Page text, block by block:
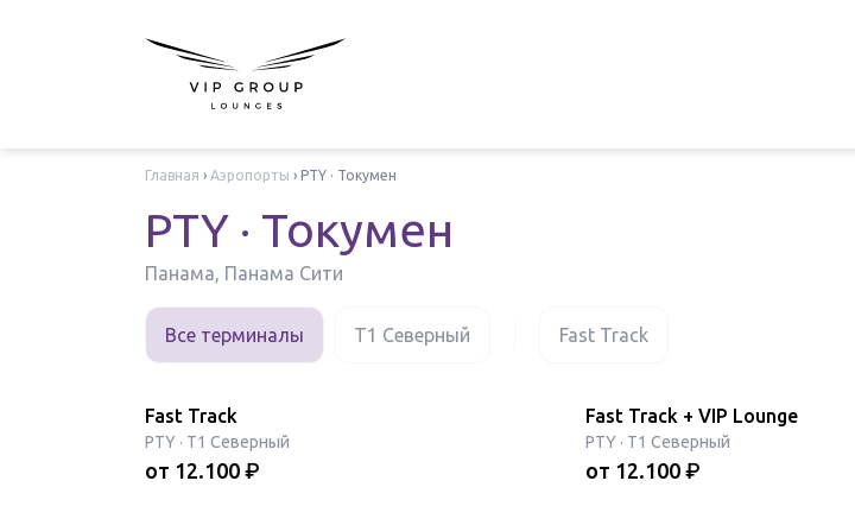
Главная › Аэропорты › PTY · Токумен
PTY · Токумен
Панама, Панама Сити
Все терминалы T1 Северный Fast Track
Fast Track
PTY · T1 Северный
от 12.100 ₽
Fast Track + VIP Lounge
PTY· T1 Северный
от 12.100 ₽